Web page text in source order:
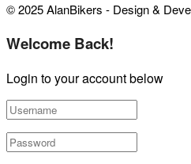
© 2025 AlanBikers - Design &
Welcome Back!
Login to your account below